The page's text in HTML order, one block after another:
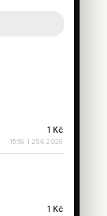
1 Kč
15:56 | 25.6.2026
1 Kč